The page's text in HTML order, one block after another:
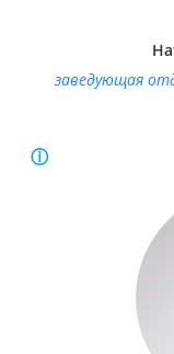
Организация
заведующая
Ученая степень: